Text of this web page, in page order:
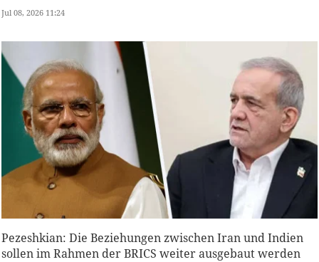
Jul 08, 2026 11:24
Pezeshkian: Die Beziehungen zwischen Iran und Indien
sollen im Rahmen der BRICS weiter ausgebaut werden